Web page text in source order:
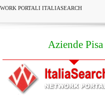
PORTALI ITALIASEARCH
Aziende Pisa